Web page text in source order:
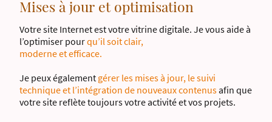
Mises à jour et optimisation
Votre site Internet est votre vitrine digitale. Je vous aide à
l’optimiser pourqu’il soit clair,
moderne et efficace.
Je peux également gérer les mises à jour, le suivi
technique et l’intégration de nouveaux contenusafin que
votre site reflète toujours votre activité et vos projets.